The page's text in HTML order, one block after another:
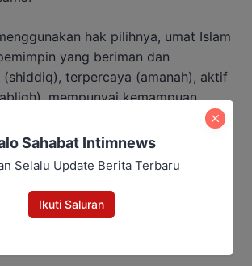
hak pilihnya, umat Islam
yang beriman dan
terpercaya (amanah), aktif
mempunyai kemampuan
memperjuangkan kepentingan umat.
Kejagung Rotasi Pimpinan Kejati
Kalteng, Hendrizal Husin Gantikan
Sahabat Intimnews
Selalu Update Berita Terbaru
Ikuti Saluran